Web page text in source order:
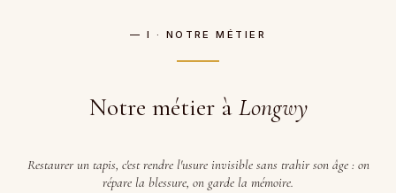
— I · NOTRE MÉTIER
Notre métier à Longwy
Restaurer un tapis, c'est rendre l'usure invisible sans trahir son âge : on
répare la blessure, on garde la mémoire.